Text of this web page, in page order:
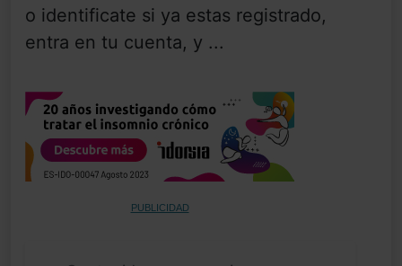
o identificate si ya estas registrado,
entra en tu cuenta, y ...
PUBLICIDAD